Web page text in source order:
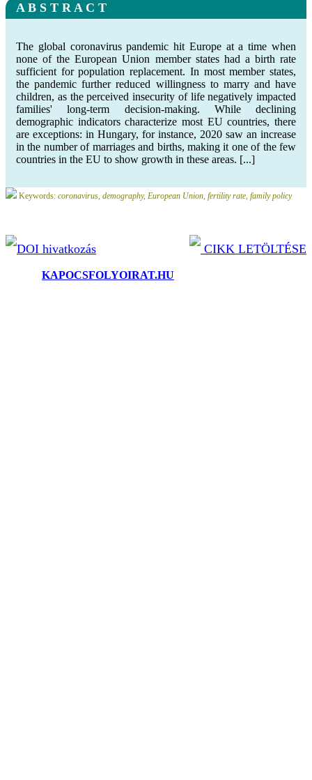
A B S T R A C T
The global coronavirus pandemic hit Europe at a time when
none of the European Union member states had a birth rate
sufficient for population replacement. In most member states,
the pandemic further reduced willingness to marry and have
children, as the perceived insecurity of life negatively impacted
families' long-term decision-making. While declining
demographic indicators characterize most EU countries, there
are exceptions: in Hungary, for instance, 2020 saw an increase
in the number of marriages and births, making it one of the few
countries in the EU to show growth in these areas. [...]
Keywords: coronavirus, demography, European Union, fertility rate, family policy
DOI hivatkozás CIKK LETÖLTÉSE
KAPOCSFOLYOIRAT.HU